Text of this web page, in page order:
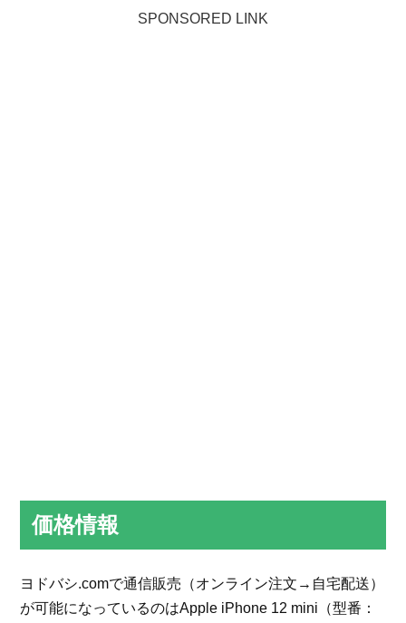
SPONSORED LINK
価格情報
ヨドバシ.comで通信販売（オンライン注文→自宅配送）
が可能になっているのはApple iPhone 12 mini（型番：